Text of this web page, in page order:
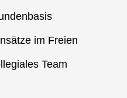
im Freien
Team